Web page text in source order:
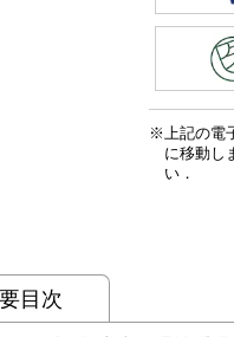
上記の電
に移動し
い．
目次